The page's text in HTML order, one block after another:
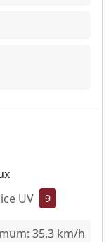
UV
9
35.3 km/h